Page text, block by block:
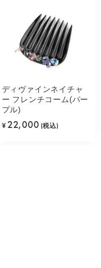
ディヴァインネイチャ
ー フレンチコーム(パー
プル)
¥ 22,000 (税込)